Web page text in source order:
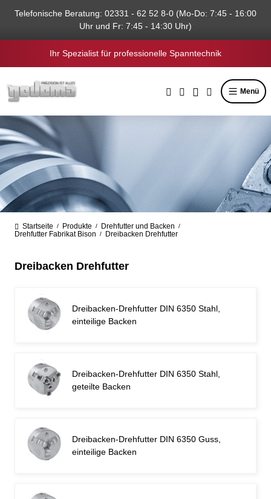
springen
Telefonische Beratung: 02331 - 62 52 8-0 (Mo-Do: 7:45 - 16:00
Uhr und Fr: 7:45 - 14:30 Uhr)
Ihr Spezialist für professionelle Spanntechnik
Menü
Startseite / Produkte / Drehfutter und Backen /
Drehfutter Fabrikat Bison / Dreibacken Drehfutter
Dreibacken Drehfutter
Dreibacken-Drehfutter DIN 6350 Stahl,
einteilige Backen
Dreibacken-Drehfutter DIN 6350 Stahl,
geteilte Backen
Dreibacken-Drehfutter DIN 6350 Guss,
einteilige Backen